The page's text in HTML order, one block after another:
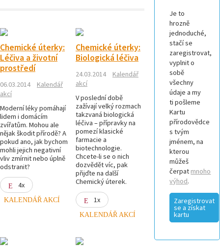
Chemické úterky:
Léčiva a životní
prostředí
06.03.2014
Kalendář
akcí
Moderní léky pomáhají
lidem i domácím
zvířatům. Mohou ale
nějak škodit přírodě? A
pokud ano, jak bychom
mohli jejich negativní
vliv zmírnit nebo úplně
odstranit?
4x
KALENDÁŘ AKCÍ
Chemické úterky:
Biologická léčiva
24.03.2014
Kalendář
akcí
V poslední době
zažívají velký rozmach
takzvaná biologická
léčiva – přípravky na
pomezí klasické
farmacie a
biotechnologie.
Chcete-li se o nich
dozvědět víc, pak
přijďte na další
Chemický úterek.
1x
KALENDÁŘ AKCÍ
Je to
hrozně
jednoduché,
stačí se
zaregistrovat,
vyplnit o
sobě
všechny
údaje a my
ti pošleme
Kartu
přírodovědce
s tvým
jménem, na
kterou
můžeš
čerpat mnoho
výhod.
Zaregistrovat
se a získat
kartu